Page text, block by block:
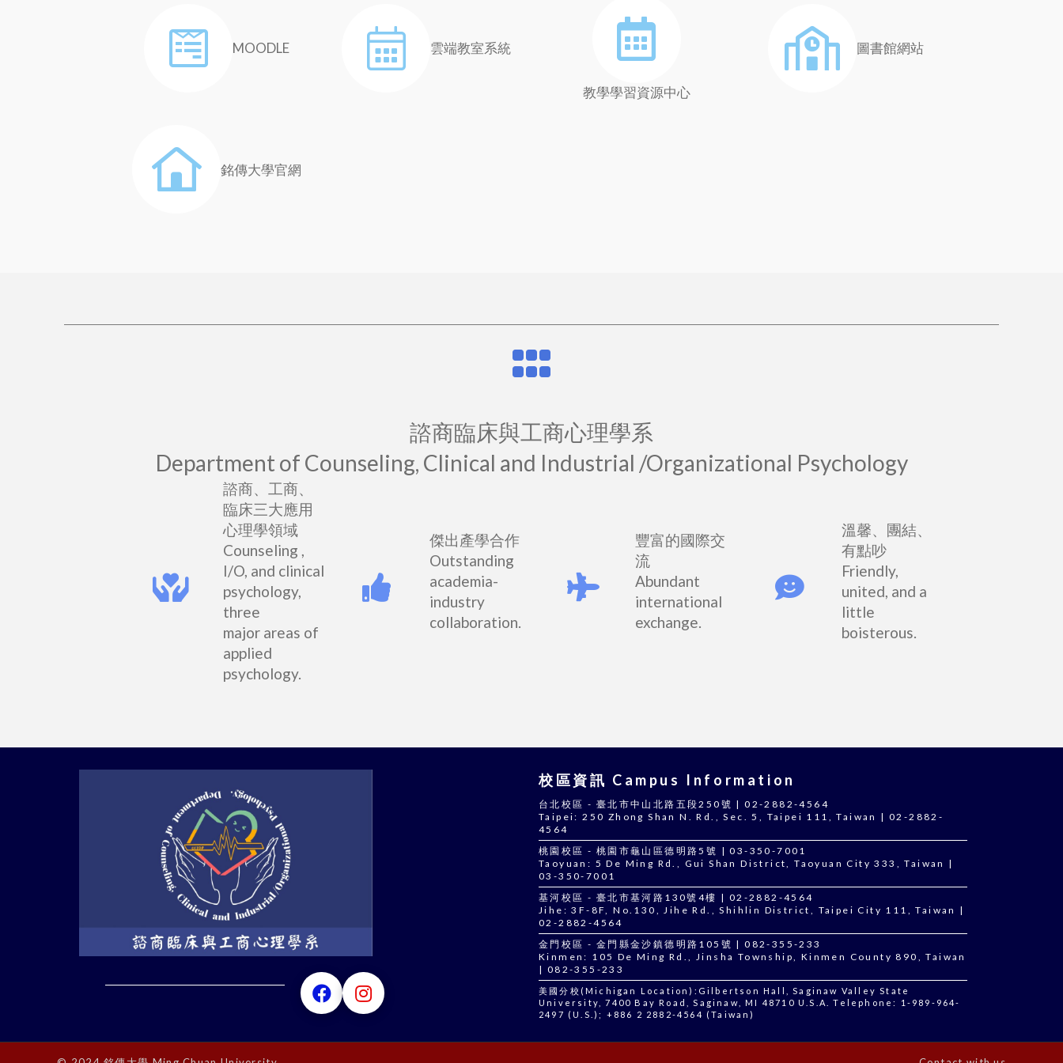
MOODLE 雲端教室系統
教學學習資源中心
圖書館網站
銘傳大學官網
諮商臨床與工商心理學系
Department of Counseling, Clinical and Industrial /Organizational Psychology
諮商、工商、
臨床三大應用
心理學領域
Counseling ,
I/O, and clinical
psychology,
three
major areas of
applied
psychology.
傑出產學合作
Outstanding
academia-
industry
collaboration.
豐富的國際交
流
Abundant
international
exchange.
溫馨、團結、
有點吵
Friendly,
united, and a
little
boisterous.
校區資訊 Campus Information
台北校區 - 臺北市中山北路五段250號 | 02-2882-4564
Taipei: 250 Zhong Shan N. Rd., Sec. 5, Taipei 111, Taiwan | 02-2882-
4564
桃園校區 - 桃園市龜山區德明路5號 | 03-350-7001
Taoyuan: 5 De Ming Rd., Gui Shan District, Taoyuan City 333, Taiwan |
03-350-7001
基河校區 - 臺北市基河路130號4樓 | 02-2882-4564
Jihe: 3F-8F, No.130, Jihe Rd., Shihlin District, Taipei City 111, Taiwan |
02-2882-4564
金門校區 - 金門縣金沙鎮德明路105號 | 082-355-233
Kinmen: 105 De Ming Rd., Jinsha Township, Kinmen County 890, Taiwan
| 082-355-233
美國分校(Michigan Location):Gilbertson Hall, Saginaw Valley State
University, 7400 Bay Road, Saginaw, MI 48710 U.S.A. Telephone: 1-989-964-
2497 (U.S.); +886 2 2882-4564 (Taiwan)